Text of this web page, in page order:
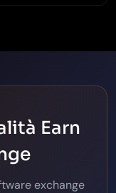
Earn
exchange